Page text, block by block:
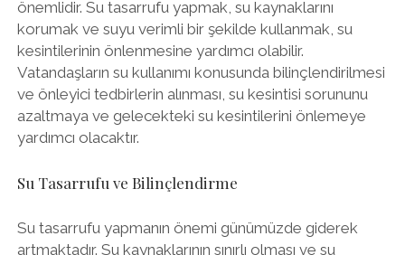
önemlidir. Su tasarrufu yapmak, su kaynaklarını
korumak ve suyu verimli bir şekilde kullanmak, su
kesintilerinin önlenmesine yardımcı olabilir.
Vatandaşların su kullanımı konusunda bilinçlendirilmesi
ve önleyici tedbirlerin alınması, su kesintisi sorununu
azaltmaya ve gelecekteki su kesintilerini önlemeye
yardımcı olacaktır.
Su Tasarrufu ve Bilinçlendirme
Su tasarrufu yapmanın önemi günümüzde giderek
artmaktadır. Su kaynaklarının sınırlı olması ve su